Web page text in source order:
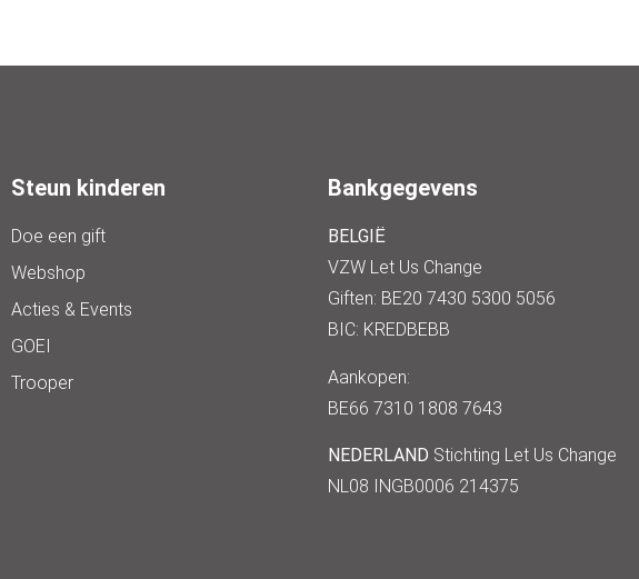
Steun kinderen
Doe een gift
Webshop
Acties & Events
GOEI
Trooper
Bankgegevens
BELGIË
VZW Let Us Change
Giften: BE20 7430 5300 5056
BIC: KREDBEBB
Aankopen:
BE66 7310 1808 7643
NEDERLAND Stichting Let Us Change
NL08 INGB0006 214375